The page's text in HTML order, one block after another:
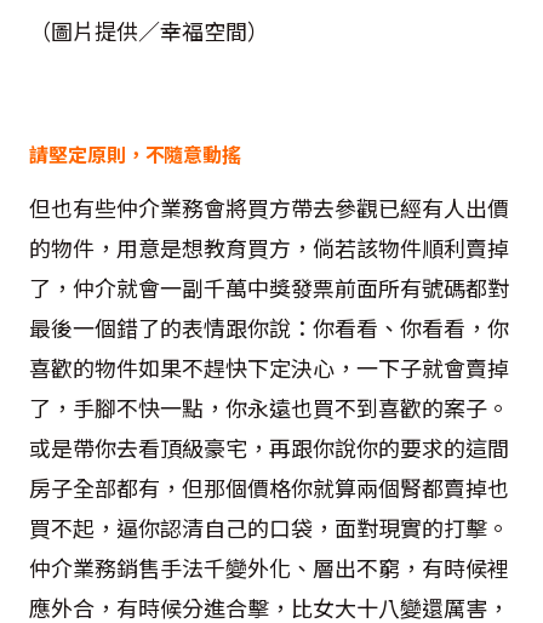
（圖片提供／幸福空間）
請堅定原則，不隨意動搖
但也有些仲介業務會將買方帶去參觀已經有人出價
的物件，用意是想教育買方，倘若該物件順利賣掉
了，仲介就會一副千萬中獎發票前面所有號碼都對
最後一個錯了的表情跟你說：你看看、你看看，你
喜歡的物件如果不趕快下定決心，一下子就會賣掉
了，手腳不快一點，你永遠也買不到喜歡的案子。
或是帶你去看頂級豪宅，再跟你說你的要求的這間
房子全部都有，但那個價格你就算兩個腎都賣掉也
買不起，逼你認清自己的口袋，面對現實的打擊。
仲介業務銷售手法千變外化、層出不窮，有時候裡
應外合，有時候分進合擊，比女大十八變還厲害，